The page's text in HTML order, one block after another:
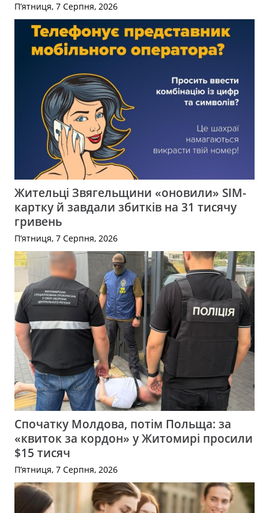
П’ятниця, 7 Серпня, 2026
Жительці Звягельщини «оновили» SIM-
картку й завдали збитків на 31 тисячу
гривень
П’ятниця, 7 Серпня, 2026
Спочатку Молдова, потім Польща: за
«квиток за кордон» у Житомирі просили
$15 тисяч
П’ятниця, 7 Серпня, 2026